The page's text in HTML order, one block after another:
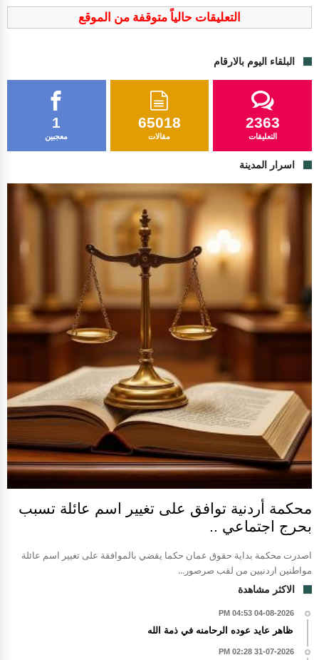
التعليقات حالياً متوقفة من الموقع
البلقاء اليوم بالارقام
1
معجبين
65018
مقالات
2363
التعليقات
اسرار المدينة
محكمة أردنية توافق على تغيير اسم عائلة تسبب
بحرج اجتماعي ..
اصدرت محكمة بداية حقوق عمان حكما يقضي بالموافقة على تغيير اسم عائلة
مواطنين اردنيين من لقب صرصور...
الاكثر مشاهدة
04-08-2026 04:53 PM
ظاهر عايد عوده الرحامنه في ذمة الله
31-07-2026 02:28 PM